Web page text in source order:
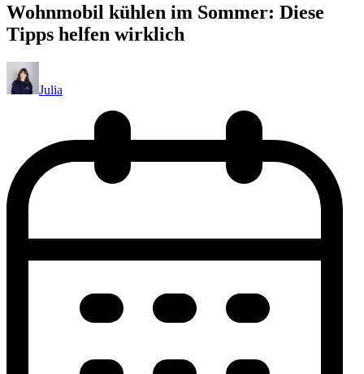
Wohnmobil kühlen im Sommer: Diese
Tipps helfen wirklich
Julia